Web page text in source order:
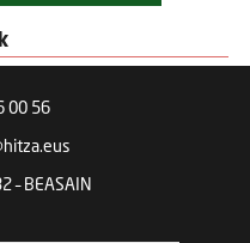
00 56
– BEASAIN